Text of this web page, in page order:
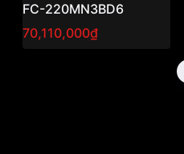
FC-220MN3BD6
70,110,000₫